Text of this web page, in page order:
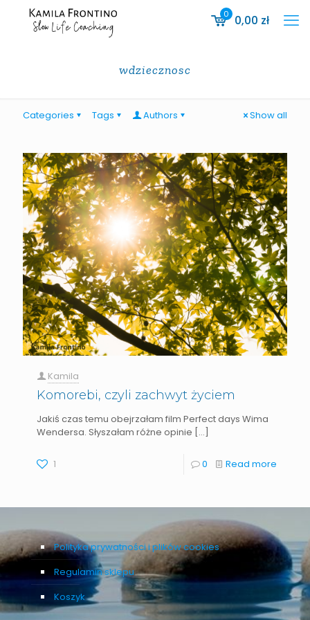
0 0,00 zł
wdziecznosc
Categories Tags Authors Show all
Kamila
Komorebi, czyli zachwyt życiem
Jakiś czas temu obejrzałam film Perfect days Wima
Wendersa. Słyszałam różne opinie […]
1 0 Read more
Polityka prywatności i plików cookies
Regulamin sklepu
Koszyk